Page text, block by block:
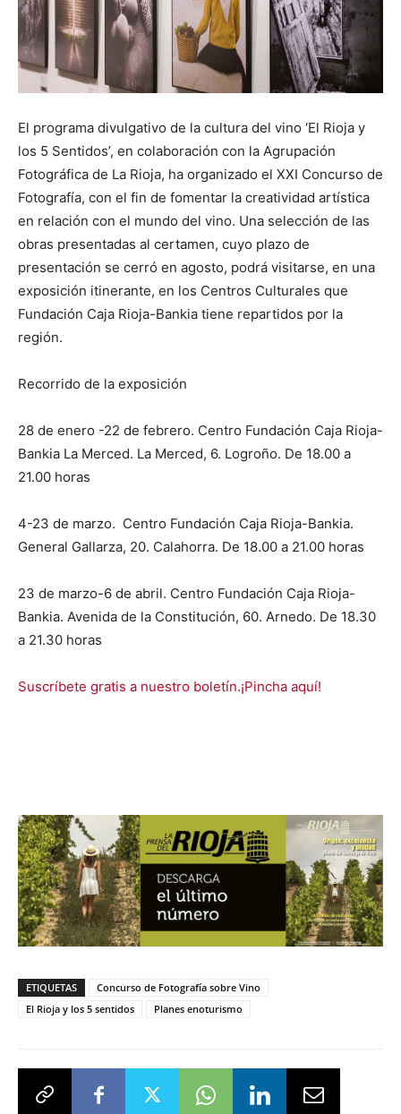
El programa divulgativo de la cultura del vino ‘El Rioja y
los 5 Sentidos’, en colaboración con la Agrupación
Fotográfica de La Rioja, ha organizado el XXI Concurso de
Fotografía, con el fin de fomentar la creatividad artística
en relación con el mundo del vino. Una selección de las
obras presentadas al certamen, cuyo plazo de
presentación se cerró en agosto, podrá visitarse, en una
exposición itinerante, en los Centros Culturales que
Fundación Caja Rioja-Bankia tiene repartidos por la
región.
Recorrido de la exposición
28 de enero -22 de febrero. Centro Fundación Caja Rioja-
Bankia La Merced. La Merced, 6. Logroño. De 18.00 a
21.00 horas
4-23 de marzo. Centro Fundación Caja Rioja-Bankia.
General Gallarza, 20. Calahorra. De 18.00 a 21.00 horas
23 de marzo-6 de abril. Centro Fundación Caja Rioja-
Bankia. Avenida de la Constitución, 60. Arnedo. De 18.30
a 21.30 horas
Suscríbete gratis a nuestro boletín.¡Pincha aquí!
ETIQUETAS
Concurso de Fotografía sobre Vino
El Rioja y los 5 sentidos
Planes enoturismo